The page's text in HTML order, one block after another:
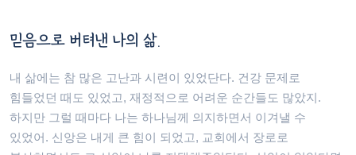
믿음으로 버텨낸 나의 삶.
내 삶에는 참 많은 고난과 시련이 있었단다. 건강 문제로
힘들었던 때도 있었고, 재정적으로 어려운 순간들도 많았지.
하지만 그럴 때마다 나는 하나님께 의지하면서 이겨낼 수
있었어. 신앙은 내게 큰 힘이 되었고, 교회에서 장로로